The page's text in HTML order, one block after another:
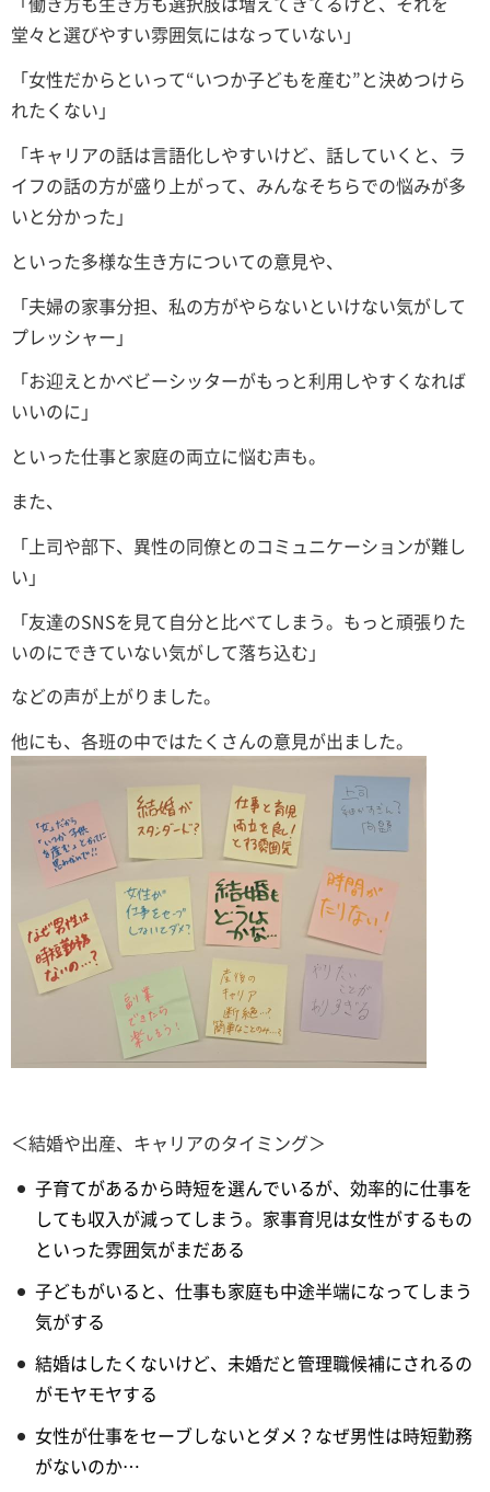
堂々と選びやすい雰囲気にはなっていない」
「女性だからといって“いつか子どもを産む”と決めつけら
れたくない」
「キャリアの話は言語化しやすいけど、話していくと、ラ
イフの話の方が盛り上がって、みんなそちらでの悩みが多
いと分かった」
といった多様な生き方についての意見や、
「夫婦の家事分担、私の方がやらないといけない気がして
プレッシャー」
「お迎えとかベビーシッターがもっと利用しやすくなれば
いいのに」
といった仕事と家庭の両立に悩む声も。
また、
「上司や部下、異性の同僚とのコミュニケーションが難し
い」
「友達のSNSを見て自分と比べてしまう。もっと頑張りた
いのにできていない気がして落ち込む」
などの声が上がりました。
他にも、各班の中ではたくさんの意見が出ました。
＜結婚や出産、キャリアのタイミング＞
子育てがあるから時短を選んでいるが、効率的に仕事を
しても収入が減ってしまう。家事育児は女性がするもの
といった雰囲気がまだある
子どもがいると、仕事も家庭も中途半端になってしまう
気がする
結婚はしたくないけど、未婚だと管理職候補にされるの
がモヤモヤする
女性が仕事をセーブしないとダメ？なぜ男性は時短勤務
がないのか…